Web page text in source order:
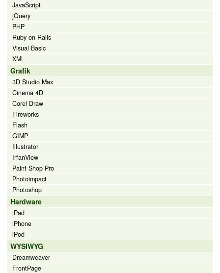
JavaScript
jQuery
PHP
Ruby on Rails
Visual Basic
XML
Grafik
3D Studio Max
Cinema 4D
Corel Draw
Fireworks
Flash
GIMP
Illustrator
IrfanView
Paint Shop Pro
Photoimpact
Photoshop
Hardware
iPad
iPhone
iPod
WYSIWYG
Dreamweaver
FrontPage